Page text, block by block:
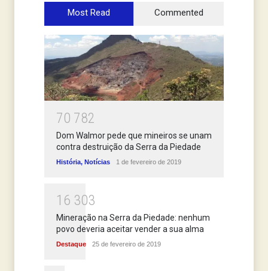
Most Read Commented
70 782
Dom Walmor pede que mineiros se unam
contra destruição da Serra da Piedade
História, Notícias 1 de fevereiro de 2019
1 6 303
Mineração na Serra da Piedade: nenhum
povo deveria aceitar vender a sua alma
Destaque 25 de fevereiro de 2019